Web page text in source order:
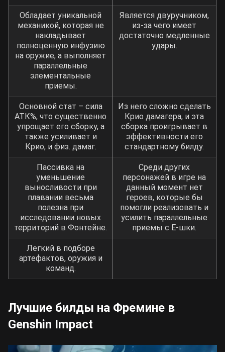
Обладает уникальной
механикой, которая не
накладывает
полноценную инфузию
на оружие, а выполняет
параллельные
элементальные
приемы.
Является двуручником,
из-за чего имеет
достаточно медленные
удары.
Основной стат – сила
АТК%, что существенно
упрощает его сборку, а
также усиливает и
Крио, и физ. дамаг.
Из него сложно сделать
Крио дамагера, и эта
сборка проигрывает в
эффективности его
стандартному билду.
Пассивка на
уменьшение
выносливости при
плавании весьма
полезна при
исследовании новых
территорий в Фонтейне.
Среди других
персонажей в игре на
данный момент нет
героев, которые бы
помогли реализовать и
усилить параллельные
приемы с Е-шки.
Легкий в подборе
артефактов, оружия и
команд.
Лучшие билды на Фремине в
Genshin Impact